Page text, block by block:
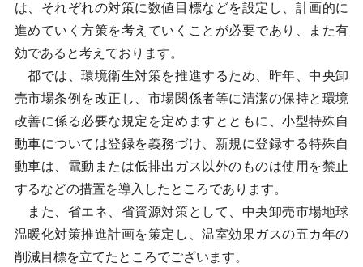
は、それぞれの対策に数値目標などを設定し、計画的に
進めていく方策を考えていくことが必要であり、また有
効であると考えております。
都では、環境衛生対策を推進するため、昨年、中央卸
売市場条例を改正し、市場関係者等に清潔の保持と環境
改善に係る必要な規定を定めますとともに、小型特殊自
動車については登録を義務づけ、新規に登録する特殊自
動車は、電動または低排出ガス以外のものは使用を禁止
するなどの措置を導入したところであります。
また、省エネ、省資源対策として、中央卸売市場地球
温暖化対策推進計画を策定し、温室効果ガスの五カ年の
削減目標を立てたところでございます。